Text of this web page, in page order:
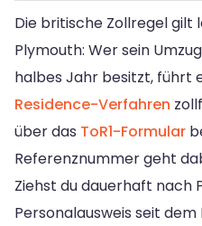
Die britische Zollregel gilt
Plymouth: Wer sein
halbes Jahr besitzt, führt
Residence-Verfahren
über das ToR1-Formular
Referenznummer geht
Ziehst du dauerhaft nach
Personalausweis seit